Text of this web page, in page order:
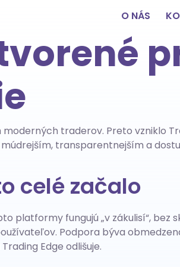
O NÁS
traderov. Preto vzniklo
transparentnejším a
celé začalo
platformy fungujú „v zákulisí“,
Podpora býva
Edge odlišuje.